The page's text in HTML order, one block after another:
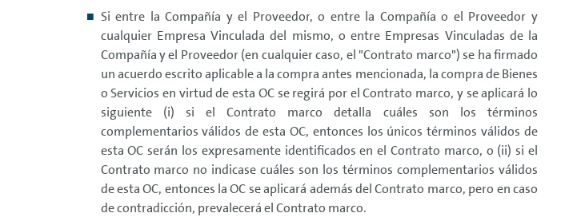
Si entre la Compañía y el Proveedor, o entre la Compañía o el Proveedor y
cualquier Empresa Vinculada del mismo, o entre Empresas Vinculadas de la
Compañía y el Proveedor (en cualquier caso, el "Contrato marco") se ha firmado
un acuerdo escrito aplicable a la compra antes mencionada, la compra de Bienes
o Servicios en virtud de esta OC se regirá por el Contrato marco, y se aplicará lo
siguiente (i) si el Contrato marco detalla cuáles son los términos
complementarios válidos de esta OC, entonces los únicos términos válidos de
esta OC serán los expresamente identificados en el Contrato marco, o (ii) si el
Contrato marco no indicase cuáles son los términos complementarios válidos
de esta OC, entonces la OC se aplicará además del Contrato marco, pero en caso
de contradicción, prevalecerá el Contrato marco.